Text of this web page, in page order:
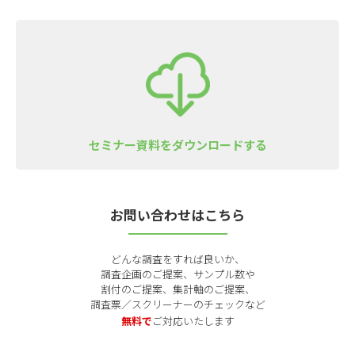
セミナー資料をダウンロードする
お問い合わせはこちら
どんな調査をすれば良いか、
調査企画のご提案、サンプル数や
割付のご提案、集計軸のご提案、
調査票／スクリーナーのチェックなど
無料でご対応いたします